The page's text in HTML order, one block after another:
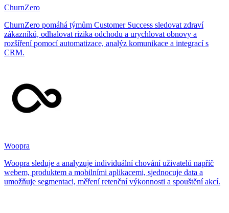
ChurnZero
ChurnZero pomáhá týmům Customer Success sledovat zdraví
zákazníků, odhalovat rizika odchodu a urychlovat obnovy a
rozšíření pomocí automatizace, analýz komunikace a integrací s
CRM.
Woopra
Woopra sleduje a analyzuje individuální chování uživatelů napříč
webem, produktem a mobilními aplikacemi, sjednocuje data a
umožňuje segmentaci, měření retenční výkonnosti a spouštění akcí.